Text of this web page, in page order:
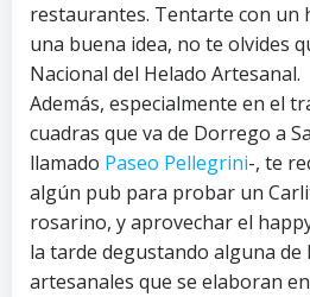
restaurantes. Tentarte con un
una buena idea, no te olvides
Nacional del Helado Artesanal.
Además, especialmente en el
cuadras que va de Dorrego a
llamado Paseo Pellegrini-, te
algún pub para probar un
rosarino, y aprovechar el
la tarde degustando alguna de
artesanales que se elaboran